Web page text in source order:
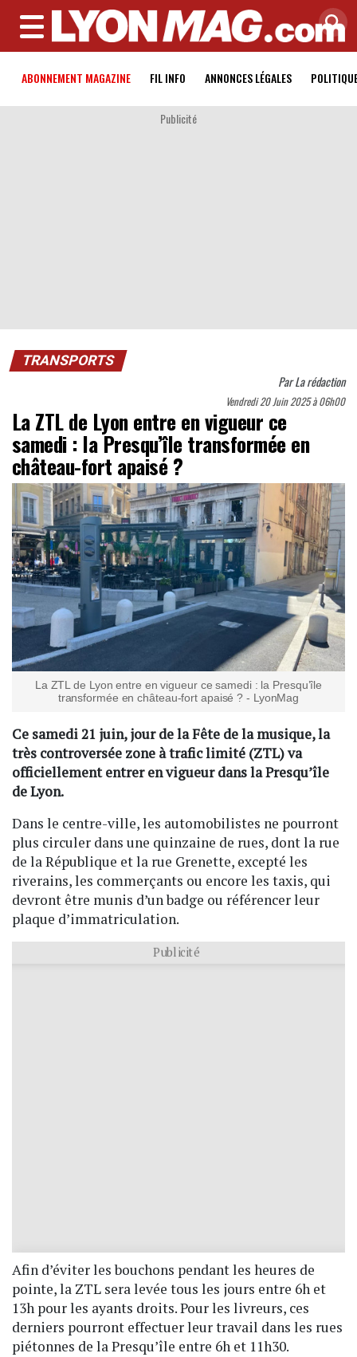
MENU
ABONNEMENT MAGAZINE FIL INFO ANNONCES LÉGALES
Publicité
TRANSPORTS
ParLa rédaction
Vendredi 20 Juin 2025 à 06h00
La ZTL de Lyon entre en vigueur ce
samedi : la Presqu’île transformée en
château-fort apaisé ?
La ZTL de Lyon entre en vigueur ce samedi : la Presqu’île
transformée en château-fort apaisé ? - LyonMag
Ce samedi 21 juin, jour de la Fête de la musique, la
très controversée zone à trafic limité (ZTL) va
officiellement entrer en vigueur dans la Presqu’île
de Lyon.
Dans le centre-ville, les automobilistes ne pourront
plus circuler dans une quinzaine de rues, dont la rue
de la République et la rue Grenette, excepté les
riverains, les commerçants ou encore les taxis, qui
devront être munis d’un badge ou référencer leur
plaque d’immatriculation.
Publicité
Afin d’éviter les bouchons pendant les heures de
pointe, la ZTL sera levée tous les jours entre 6h et
13h pour les ayants droits. Pour les livreurs, ces
derniers pourront effectuer leur travail dans les rues
piétonnes de la Presqu’île entre 6h et 11h30.